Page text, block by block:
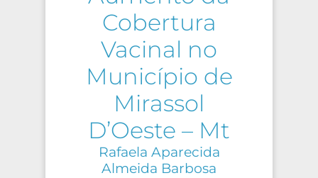
Cobertura
Vacinal no
Município de
Mirassol
D’Oeste – Mt
Rafaela Aparecida
Almeida Barbosa